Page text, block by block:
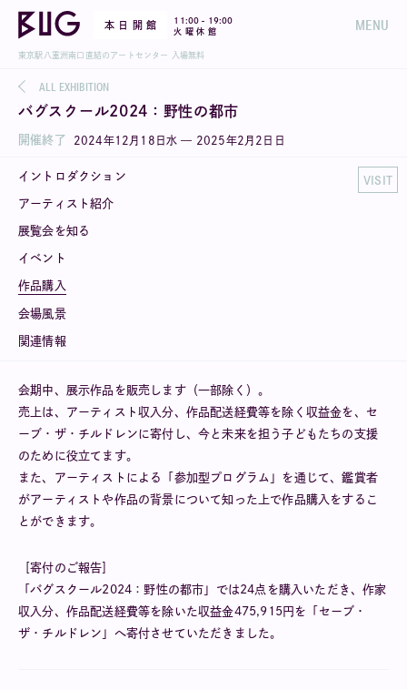
本 日 開 館 11:00 - 19:00
火 曜 休 館
MENU
東京駅八重洲南口直結のアートセンター 入場無料
ALL EXHIBITION
バグスクール2024：野性の都市
開催終了 2024年12 月 18 日水— 2025年2 月 2 日 日
イントロダクション
アーティスト紹介
展覧会を知る
イベント
作品購入
会場風景
関連情報
VISIT
会期中、展示作品を販売します（一部除く）。
売上は、アーティスト収入分、作品配送経費等を除く収益金を、セ
ーブ・ザ・チルドレンに寄付し、今と未来を担う子どもたちの支援
のために役立てます。
また、アーティストによる「参加型プログラム」を通じて、鑑賞者
がアーティストや作品の背景について知った上で作品購入をするこ
とができます。
［寄付のご報告］
「バグスクール2024：野性の都市」では24点を購入いただき、作家
収入分、作品配送経費等を除いた収益金475,915円を「セーブ・
ザ・チルドレン」へ寄付させていただきました。